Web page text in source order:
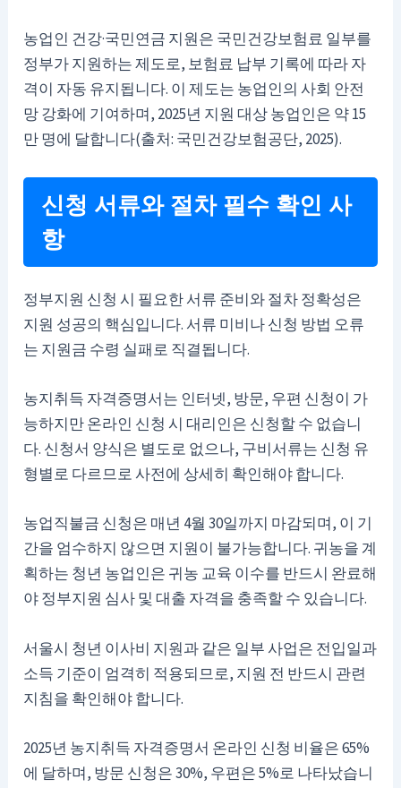
농업인 건강·국민연금 지원은 국민건강보험료 일부를
정부가 지원하는 제도로, 보험료 납부 기록에 따라 자
격이 자동 유지됩니다. 이 제도는 농업인의 사회 안전
망 강화에 기여하며, 2025년 지원 대상 농업인은 약 15
만 명에 달합니다(출처: 국민건강보험공단, 2025).
신청 서류와 절차 필수 확인 사
항
정부지원 신청 시 필요한 서류 준비와 절차 정확성은
지원 성공의 핵심입니다. 서류 미비나 신청 방법 오류
는 지원금 수령 실패로 직결됩니다.
농지취득 자격증명서는 인터넷, 방문, 우편 신청이 가
능하지만 온라인 신청 시 대리인은 신청할 수 없습니
다. 신청서 양식은 별도로 없으나, 구비서류는 신청 유
형별로 다르므로 사전에 상세히 확인해야 합니다.
농업직불금 신청은 매년 4월 30일까지 마감되며, 이 기
간을 엄수하지 않으면 지원이 불가능합니다. 귀농을 계
획하는 청년 농업인은 귀농 교육 이수를 반드시 완료해
야 정부지원 심사 및 대출 자격을 충족할 수 있습니다.
서울시 청년 이사비 지원과 같은 일부 사업은 전입일과
소득 기준이 엄격히 적용되므로, 지원 전 반드시 관련
지침을 확인해야 합니다.
2025년 농지취득 자격증명서 온라인 신청 비율은 65%
에 달하며, 방문 신청은 30%, 우편은 5%로 나타났습니